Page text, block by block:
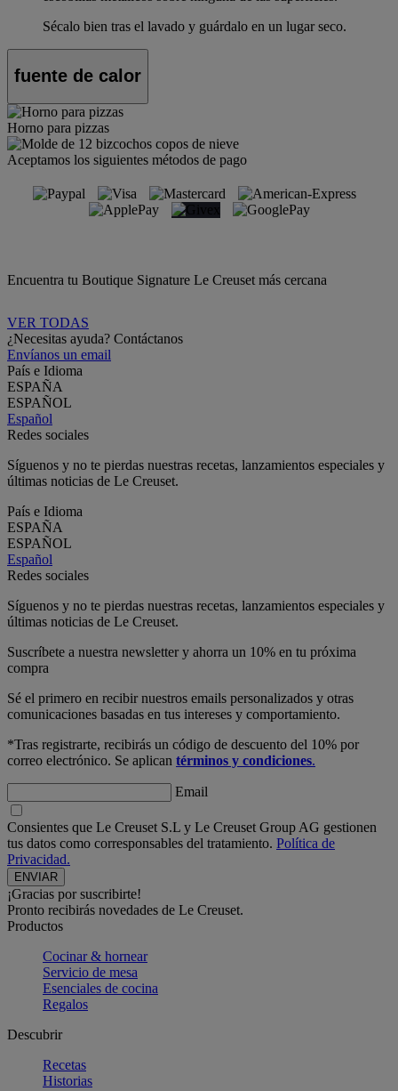
Sécalo bien tras el lavado y guárdalo en un lugar seco.
fuente de calor
Horno para pizzas
Aceptamos los siguientes métodos de pago
Encuentra tu Boutique Signature Le Creuset más cercana
VER TODAS
¿Necesitas ayuda? Contáctanos
Envíanos un email
País e Idioma
ESPAÑA
ESPAÑOL
Español
Redes sociales
Síguenos y no te pierdas nuestras recetas, lanzamientos especiales y
últimas noticias de Le Creuset.
País e Idioma
ESPAÑA
ESPAÑOL
Español
Redes sociales
Síguenos y no te pierdas nuestras recetas, lanzamientos especiales y
últimas noticias de Le Creuset.
Suscríbete a nuestra newsletter y ahorra un 10% en tu próxima
compra
Sé el primero en recibir nuestros emails personalizados y otras
comunicaciones basadas en tus intereses y comportamiento.
*Tras registrarte, recibirás un código de descuento del 10% por
correo electrónico. Se aplican términos y condiciones.
Email
Consientes que Le Creuset S.L y Le Creuset Group AG gestionen
tus datos como corresponsables del tratamiento. Política de
Privacidad.
¡Gracias por suscribirte!
Pronto recibirás novedades de Le Creuset.
Productos
Cocinar & hornear
Servicio de mesa
Esenciales de cocina
Regalos
Descubrir
Recetas
Historias